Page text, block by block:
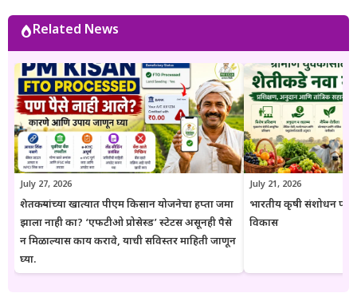
भर असतो. Goresarkar.in चा उद्देश महाराष्ट्रातील शेतकरी, विद्यार्थी, महिला,
युवक आणि सर्वसामान्य नागरिकांपर्यंत विश्वासार्ह, अद्ययावत आणि उपयुक्त माहिती
पोहोचवणे हा आहे. प्रकाशित माहिती वेळोवेळी अद्ययावत ठेवण्याचा प्रयत्न केला
जातो. अधिकृत निर्णयामध्ये बदल झाल्यास संबंधित लेख देखील अद्ययावत करण्यात
येतात. या संकेतस्थळावरील माहिती ही केवळ जनजागृती आणि मार्गदर्शनाच्या
उद्देशाने प्रकाशित केली जाते. कोणत्याही सरकारी योजनेसाठी अर्ज करण्यापूर्वी
संबंधित विभागाच्या अधिकृत संकेतस्थळावरील माहिती, नियम आणि अटींची
पडताळणी करण्याचा सल्ला दिला जातो.
Related News
July 27, 2026
शेतकऱ्यांच्या खात्यात पीएम किसान योजनेचा हप्ता जमा
झाला नाही का? ‘एफटीओ प्रोसेस्ड’ स्टेटस असूनही पैसे
न मिळाल्यास काय करावे, याची सविस्तर माहिती जाणून
घ्या.
July 21, 2026
भारतीय कृषी संशोधन
विकास